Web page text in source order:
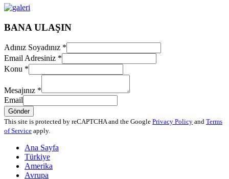
BANA ULAŞIN
Adınız Soyadınız *
Email Adresiniz *
Konu *
Mesajınız *
Email
Gönder
This site is protected by reCAPTCHA and the Google Privacy Policy and Terms
of Service apply.
Ana Sayfa
Türkiye
Amerika
Avrupa